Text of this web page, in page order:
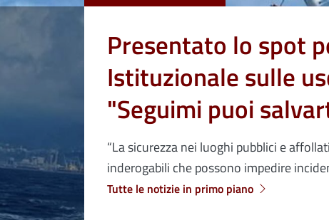
Presentato lo spot
Istituzionale sulle
"Seguimi puoi
“La sicurezza nei luoghi pubblici e
inderogabili che possono impedire
Tutte le notizie in primo piano